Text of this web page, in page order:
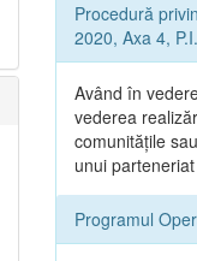
Procedură
2020, Axa 4,
Având în
vederea
comunitățile
unui
Programul